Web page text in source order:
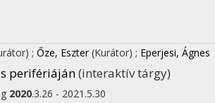
; Őze, Eszter (Kurátor) ; Eperjesi, Ágnes
perifériáján(interaktív tárgy)
2020.3.26 - 2021.5.30